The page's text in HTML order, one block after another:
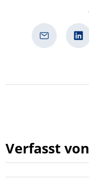
Verfasst von